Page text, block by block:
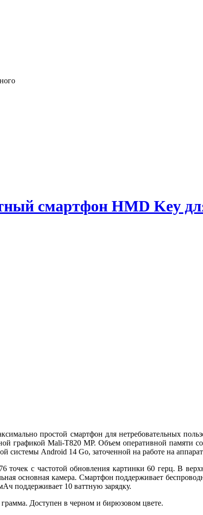
смартфон HMD Key
простой смартфон для нетребовательных
графикой Mali-T820 MP. Объем оперативной памяти
системы Android 14 Go, заточенной на работе на
с частотой обновления картинки 60 герц. В
основная камера. Смартфон поддерживает
поддерживает 10 ваттную зарядку.
Доступен в черном и бирюзовом цвете.